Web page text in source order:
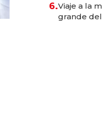
6.Viaje a la
grande